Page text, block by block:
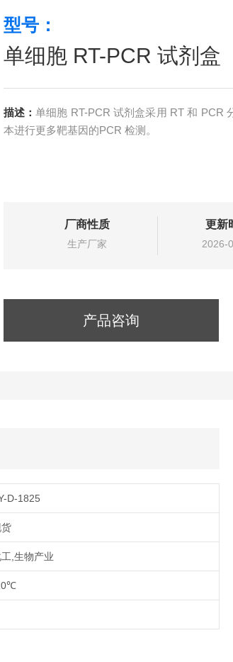
型号：
单细胞 RT-PCR 试剂盒
描述： 单细胞 RT-PCR 试剂盒采用 RT 和 PCR
本进行更多靶基因的PCR 检测。
厂商性质
生产厂家
更新
2026-
产品咨询
D-1825
,生物产业